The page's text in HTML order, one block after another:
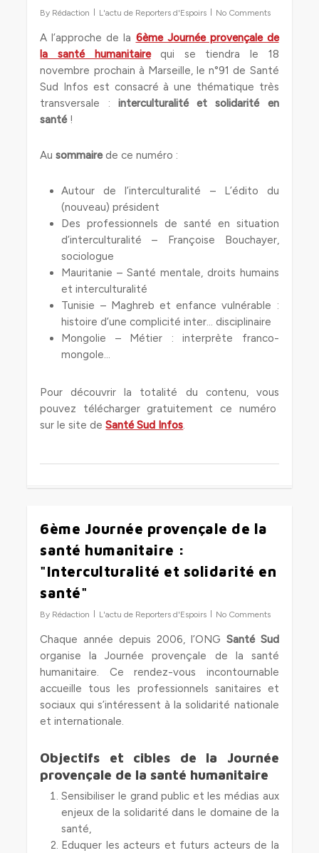
By Rédaction L'actu de Reporters d'Espoirs No Comments
A l’approche de la 6ème Journée provençale de
la santé humanitairequi se tiendra le 18
novembre prochain à Marseille, le n°91 de Santé
Sud Infos est consacré à une thématique très
transversale : interculturalité et solidarité en
santé!
Ausommairede ce numéro :
Autour de l’interculturalité – L’édito du
(nouveau) président
Des professionnels de santé en situation
d’interculturalité – Françoise Bouchayer,
sociologue
Mauritanie – Santé mentale, droits humains
et interculturalité
Tunisie – Maghreb et enfance vulnérable :
histoire d’une complicité inter… disciplinaire
Mongolie – Métier : interprète franco-
mongole…
Pour découvrir la totalité du contenu, vous
pouvez télécharger gratuitement ce numéro
sur le site deSanté Sud Infos.
6ème Journée provençale de la
santé humanitaire :
"Interculturalité et solidarité en
santé"
By Rédaction L'actu de Reporters d'Espoirs No Comments
Chaque année depuis 2006, l’ONG Santé Sud
organise la Journée provençale de la santé
humanitaire. Ce rendez-vous incontournable
accueille tous les professionnels sanitaires et
sociaux qui s’intéressent à la solidarité nationale
et internationale.
Objectifs et cibles de la Journée
provençale de la santé humanitaire
Sensibiliser le grand public et les médias aux
enjeux de la solidarité dans le domaine de la
santé,
Eduquer les acteurs et futurs acteurs de la
0